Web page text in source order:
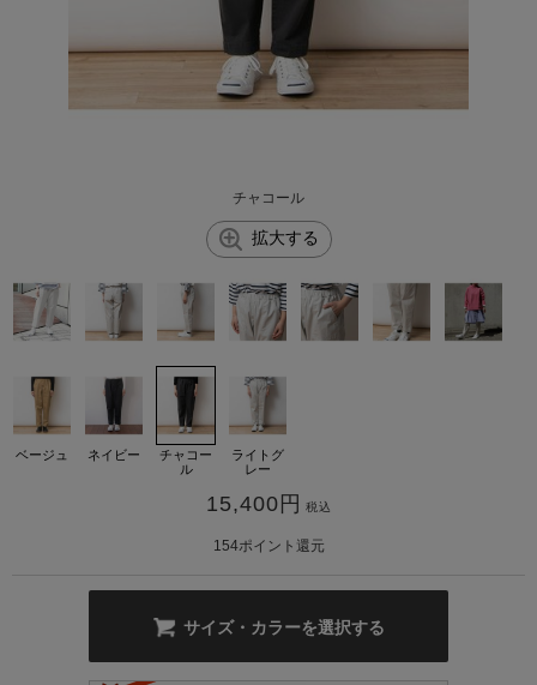
チャコール
拡大する
ベージュ ネイビー
チャコー
ル
ライトグ
レー
15,400 円 税込
154ポイント還元
サイズ・カラーを選択する